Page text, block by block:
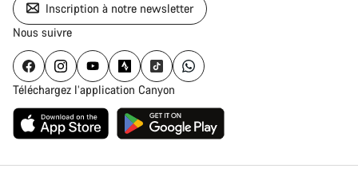
Inscription à notre newsletter
Nous suivre
Téléchargez l’application Canyon